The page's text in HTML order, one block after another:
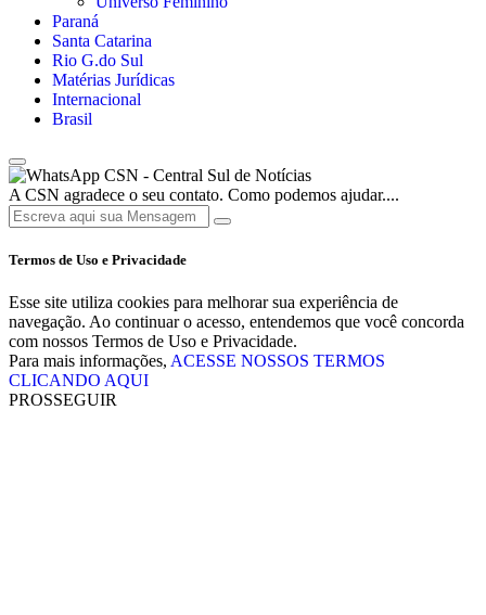
Paraná
Santa Catarina
Rio G.do Sul
Matérias Jurídicas
Internacional
Brasil
CSN - Central Sul de Notícias
A CSN agradece o seu contato. Como podemos ajudar....
Termos de Uso e Privacidade
Esse site utiliza cookies para melhorar sua experiência de
navegação. Ao continuar o acesso, entendemos que você concorda
com nossos Termos de Uso e Privacidade.
Para mais informações, ACESSE NOSSOS TERMOS
CLICANDO AQUI
PROSSEGUIR